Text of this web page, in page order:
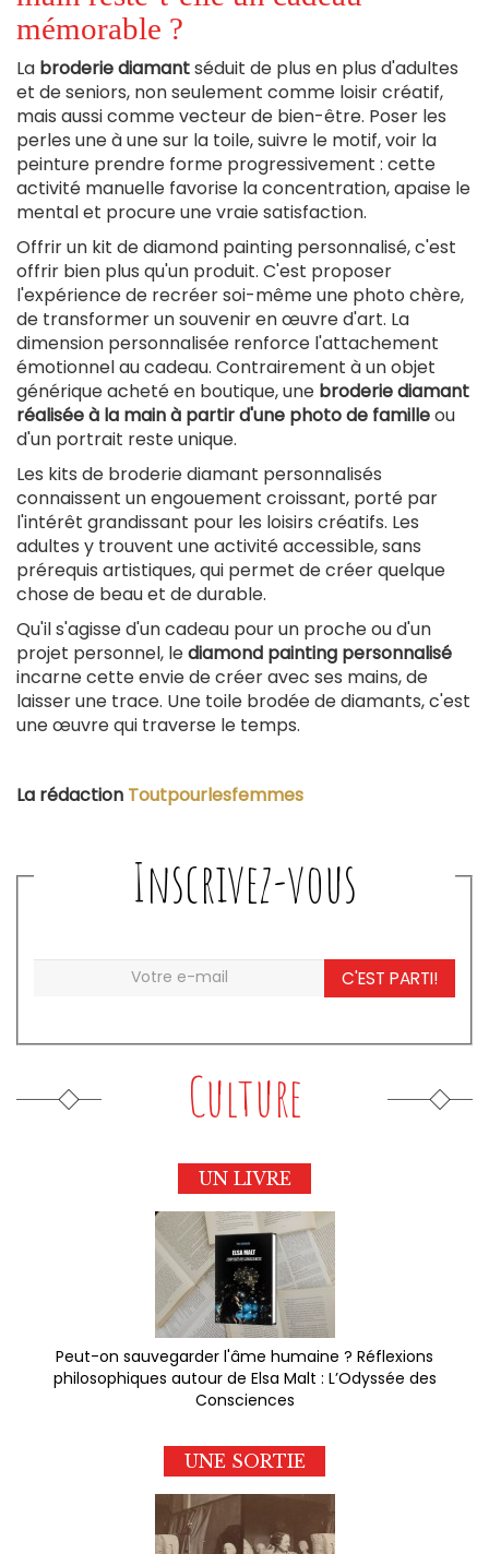
mémorable ?
La broderie diamantséduit de plus en plus d'adultes
et de seniors, non seulement comme loisir créatif,
mais aussi comme vecteur de bien-être. Poser les
perles une à une sur la toile, suivre le motif, voir la
peinture prendre forme progressivement : cette
activité manuelle favorise la concentration, apaise le
mental et procure une vraie satisfaction.
Offrir un kit de diamond painting personnalisé, c'est
offrir bien plus qu'un produit. C'est proposer
l'expérience de recréer soi-même une photo chère,
de transformer un souvenir en œuvre d'art. La
dimension personnalisée renforce l'attachement
émotionnel au cadeau. Contrairement à un objet
générique acheté en boutique, une broderie diamant
réalisée à la main à partir d'une photo de familleou
d'un portrait reste unique.
Les kits de broderie diamant personnalisés
connaissent un engouement croissant, porté par
l'intérêt grandissant pour les loisirs créatifs. Les
adultes y trouvent une activité accessible, sans
prérequis artistiques, qui permet de créer quelque
chose de beau et de durable.
Qu'il s'agisse d'un cadeau pour un proche ou d'un
projet personnel, lediamond painting personnalisé
incarne cette envie de créer avec ses mains, de
laisser une trace. Une toile brodée de diamants, c'est
une œuvre qui traverse le temps.
La rédaction Toutpourlesfemmes
Inscrivez-vous
C'EST PARTI!
Culture
UN LIVRE
Peut-on sauvegarder l'âme humaine ? Réflexions
philosophiques autour de Elsa Malt : L’Odyssée des
Consciences
UNE SORTIE